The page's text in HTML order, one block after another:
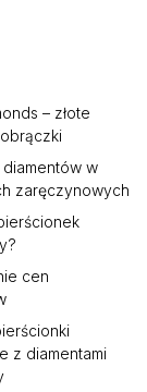
– złote
diamentów w
zaręczynowych
cen
z diamentami